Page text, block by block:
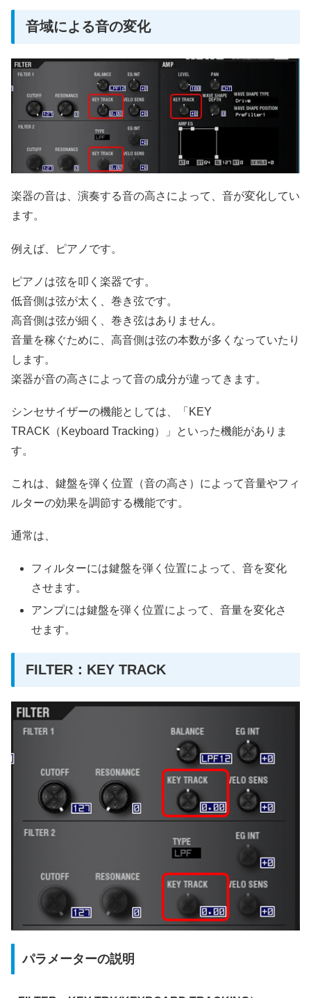
音域による音の変化
楽器の音は、演奏する音の高さによって、音が変化してい
ます。
例えば、ピアノです。
ピアノは弦を叩く楽器です。
低音側は弦が太く、巻き弦です。
高音側は弦が細く、巻き弦はありません。
音量を稼ぐために、高音側は弦の本数が多くなっていたり
します。
楽器が音の高さによって音の成分が違ってきます。
シンセサイザーの機能としては、「KEY
TRACK（Keyboard Tracking）」といった機能がありま
す。
これは、鍵盤を弾く位置（音の高さ）によって音量やフィ
ルターの効果を調節する機能です。
通常は、
フィルターには鍵盤を弾く位置によって、音を変化
させます。
アンプには鍵盤を弾く位置によって、音量を変化さ
せます。
FILTER：KEY TRACK
パラメーターの説明